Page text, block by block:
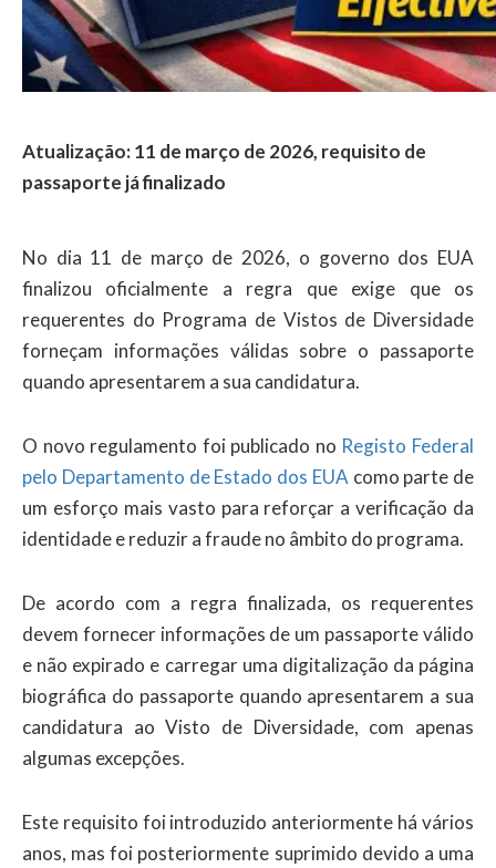
Atualização: 11 de março de 2026, requisito de
passaporte já finalizado
No dia 11 de março de 2026, o governo dos EUA
finalizou oficialmente a regra que exige que os
requerentes do Programa de Vistos de Diversidade
forneçam informações válidas sobre o passaporte
quando apresentarem a sua candidatura.
O novo regulamento foi publicado no Registo Federal
pelo Departamento de Estado dos EUA como parte de
um esforço mais vasto para reforçar a verificação da
identidade e reduzir a fraude no âmbito do programa.
De acordo com a regra finalizada, os requerentes
devem fornecer informações de um passaporte válido
e não expirado e carregar uma digitalização da página
biográfica do passaporte quando apresentarem a sua
candidatura ao Visto de Diversidade, com apenas
algumas excepções.
Este requisito foi introduzido anteriormente há vários
anos, mas foi posteriormente suprimido devido a uma